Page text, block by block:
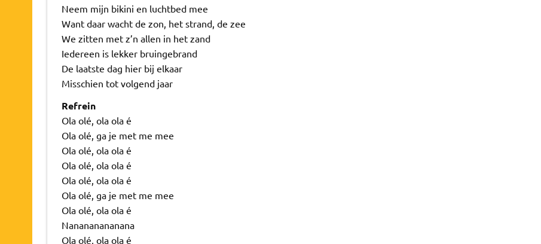
Neem mijn bikini en luchtbed mee
Want daar wacht de zon, het strand, de zee
We zitten met z’n allen in het zand
Iedereen is lekker bruingebrand
De laatste dag hier bij elkaar
Misschien tot volgend jaar
Refrein
Ola olé, ola ola é
Ola olé, ga je met me mee
Ola olé, ola ola é
Ola olé, ola ola é
Ola olé, ola ola é
Ola olé, ga je met me mee
Ola olé, ola ola é
Nanananananana
Ola olé, ola ola é